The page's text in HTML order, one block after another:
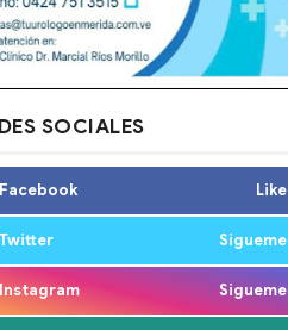
SOCIALES
Like
Sigueme
Sigueme